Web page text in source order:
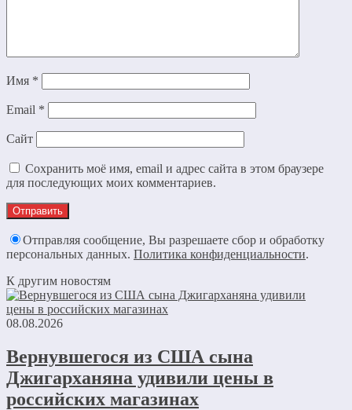
Имя *
Email *
Сайт
Сохранить моё имя, email и адрес сайта в этом браузере
для последующих моих комментариев.
Отправляя сообщение, Вы разрешаете сбор и обработку
персональных данных. Политика конфиденциальности.
К другим новостям
08.08.2026
Вернувшегося из США сына
Джигарханяна удивили цены в
российских магазинах